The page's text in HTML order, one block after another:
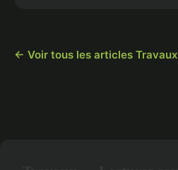
← Voir tous les articles Travaux